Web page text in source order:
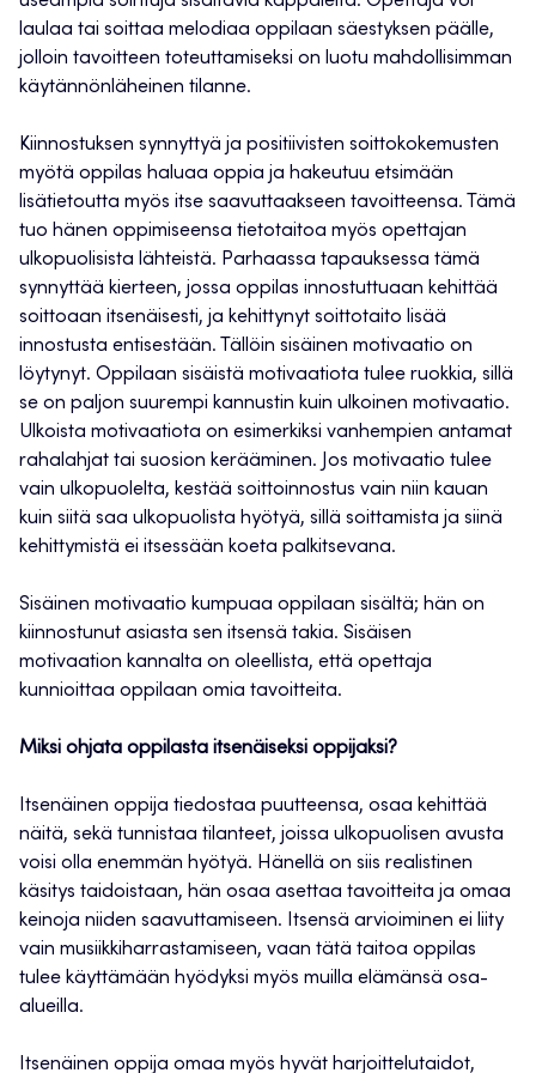
laulaa tai soittaa melodiaa oppilaan säestyksen päälle,
jolloin tavoitteen toteuttamiseksi on luotu mahdollisimman
käytännönläheinen tilanne.
Kiinnostuksen synnyttyä ja positiivisten soittokokemusten
myötä oppilas haluaa oppia ja hakeutuu etsimään
lisätietoutta myös itse saavuttaakseen tavoitteensa. Tämä
tuo hänen oppimiseensa tietotaitoa myös opettajan
ulkopuolisista lähteistä. Parhaassa tapauksessa tämä
synnyttää kierteen, jossa oppilas innostuttuaan kehittää
soittoaan itsenäisesti, ja kehittynyt soittotaito lisää
innostusta entisestään. Tällöin sisäinen motivaatio on
löytynyt. Oppilaan sisäistä motivaatiota tulee ruokkia, sillä
se on paljon suurempi kannustin kuin ulkoinen motivaatio.
Ulkoista motivaatiota on esimerkiksi vanhempien antamat
rahalahjat tai suosion kerääminen. Jos motivaatio tulee
vain ulkopuolelta, kestää soittoinnostus vain niin kauan
kuin siitä saa ulkopuolista hyötyä, sillä soittamista ja siinä
kehittymistä ei itsessään koeta palkitsevana.
Sisäinen motivaatio kumpuaa oppilaan sisältä; hän on
kiinnostunut asiasta sen itsensä takia. Sisäisen
motivaation kannalta on oleellista, että opettaja
kunnioittaa oppilaan omia tavoitteita.
Miksi ohjata oppilasta itsenäiseksi oppijaksi?
Itsenäinen oppija tiedostaa puutteensa, osaa kehittää
näitä, sekä tunnistaa tilanteet, joissa ulkopuolisen avusta
voisi olla enemmän hyötyä. Hänellä on siis realistinen
käsitys taidoistaan, hän osaa asettaa tavoitteita ja omaa
keinoja niiden saavuttamiseen. Itsensä arvioiminen ei liity
vain musiikkiharrastamiseen, vaan tätä taitoa oppilas
tulee käyttämään hyödyksi myös muilla elämänsä osa-
alueilla.
Itsenäinen oppija omaa myös hyvät harjoittelutaidot,